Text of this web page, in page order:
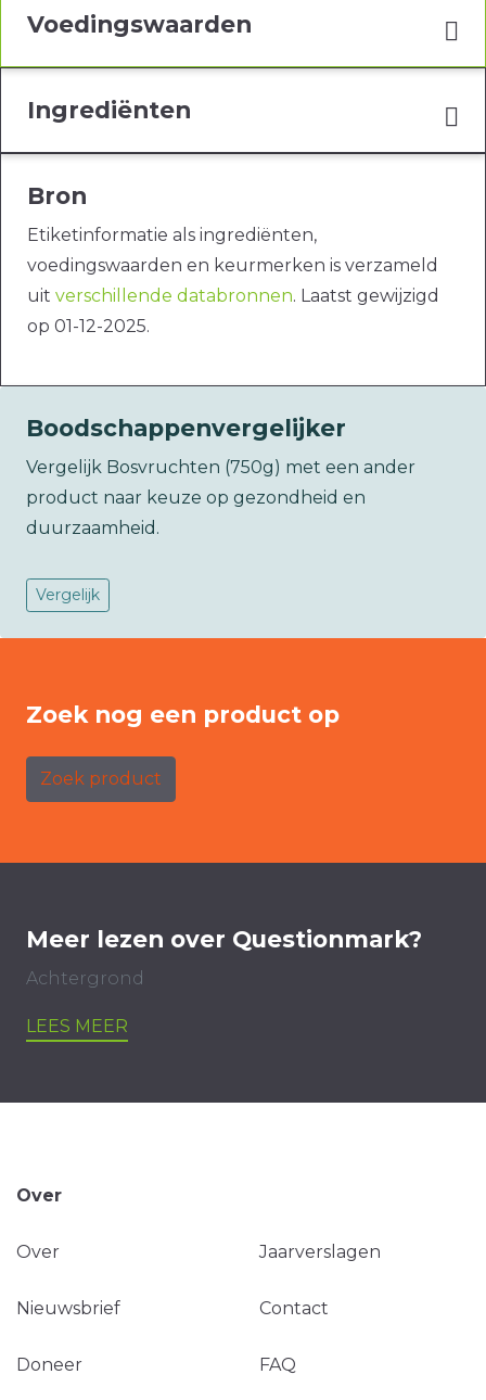
Voedingswaarden
Ingrediënten
Bron
Etiketinformatie als ingrediënten,
voedingswaarden en keurmerken is verzameld
uit verschillende databronnen. Laatst gewijzigd
op 01-12-2025.
Boodschappenvergelijker
Vergelijk Bosvruchten (750g) met een ander
product naar keuze op gezondheid en
duurzaamheid.
Vergelijk
Zoek nog een product op
Zoek product
Meer lezen over Questionmark?
Achtergrond
LEES MEER
Over
Over Jaarverslagen
Nieuwsbrief Contact
Doneer FAQ